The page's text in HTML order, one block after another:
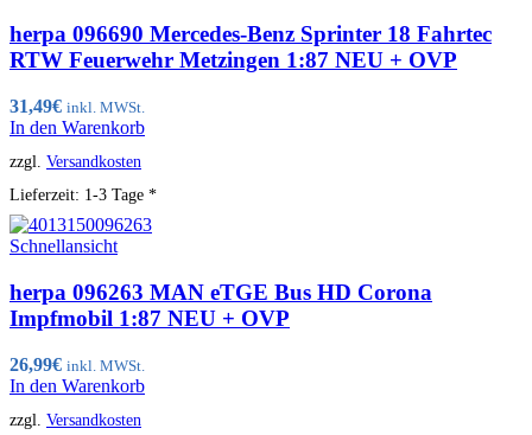
herpa 096690 Mercedes-Benz Sprinter 18 Fahrtec
RTW Feuerwehr Metzingen 1:87 NEU + OVP
31,49€ inkl. MWSt.
In den Warenkorb
zzgl. Versandkosten
Lieferzeit: 1-3 Tage *
Schnellansicht
herpa 096263 MAN eTGE Bus HD Corona
Impfmobil 1:87 NEU + OVP
26,99€ inkl. MWSt.
In den Warenkorb
zzgl. Versandkosten